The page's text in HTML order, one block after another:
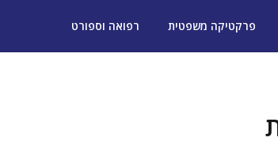
פרקטיקה משפטית רפואה וספורט